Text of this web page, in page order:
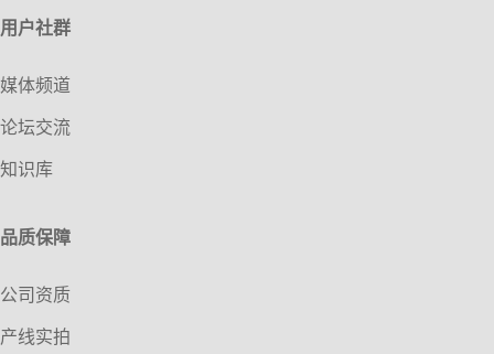
用户社群
媒体频道
论坛交流
知识库
品质保障
公司资质
产线实拍